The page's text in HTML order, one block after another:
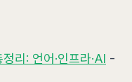
리: 언어·인프라·AI -